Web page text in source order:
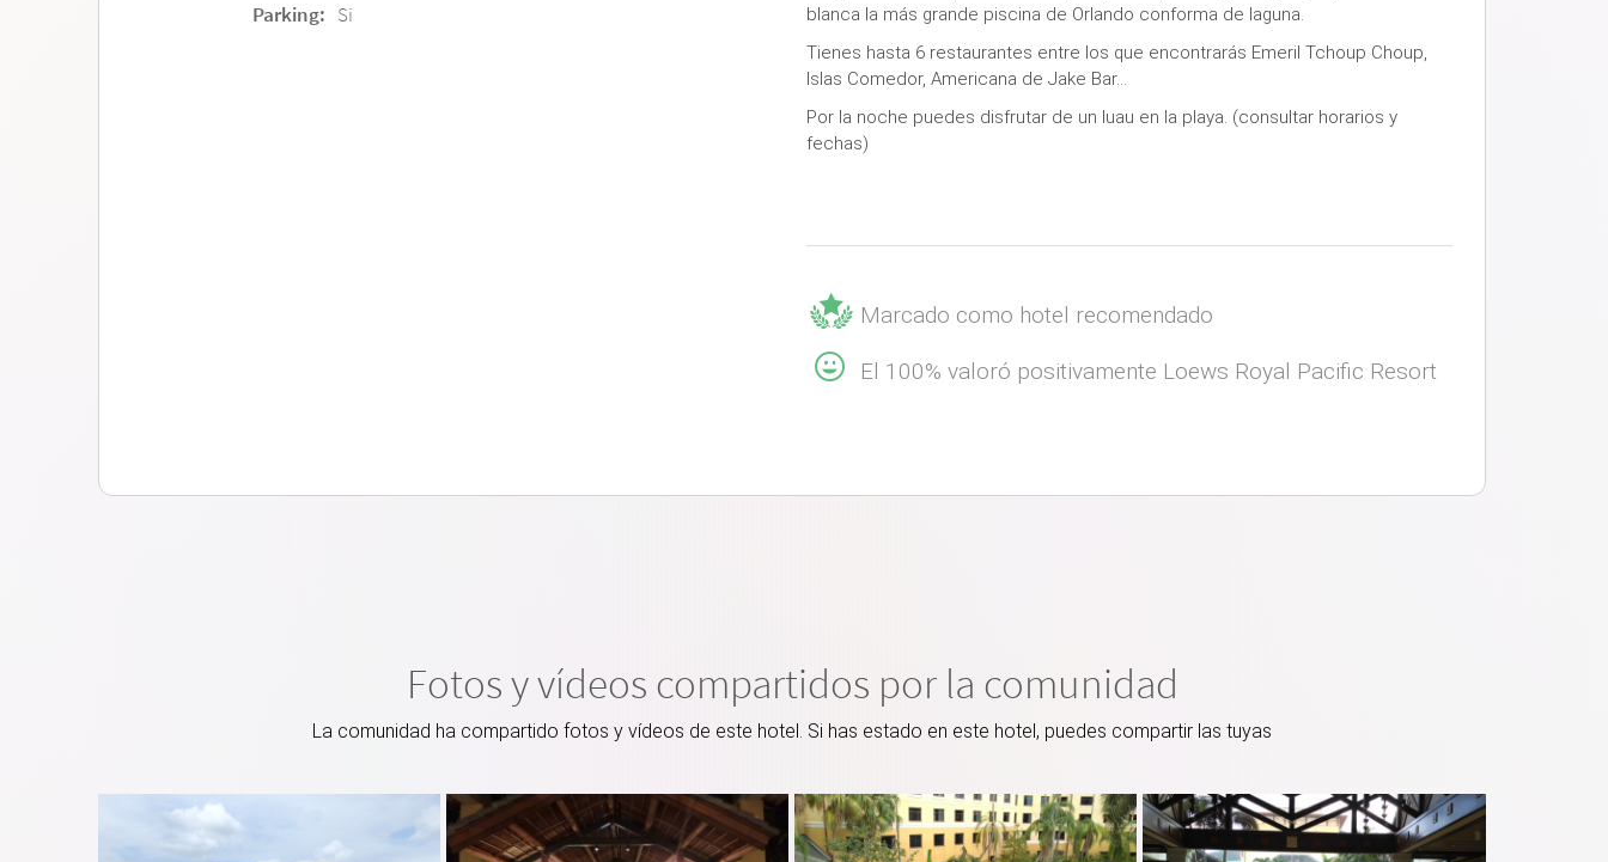
Parking: Si
blanca la más grande piscina de Orlando conforma de laguna.
Tienes hasta 6 restaurantes entre los que encontrarás Emeril Tchoup Choup,
Islas Comedor, Americana de Jake Bar…
Por la noche puedes disfrutar de un luau en la playa. (consultar horarios y
fechas)
Marcado como hotel recomendado
El 100% valoró positivamente Loews Royal Pacific Resort
Fotos y vídeos compartidos por la comunidad
La comunidad ha compartido fotos y vídeos de este hotel. Si has estado en este hotel, puedes compartir las tuyas